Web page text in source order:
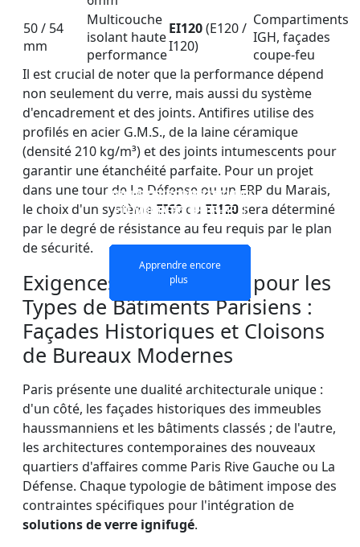
VERRE COUPE-FEU
MONOCOUCHE
Apprendre encore
plus
VERRE COUPE-FEU
DOUBLE COUCHE
Apprendre encore
plus
VITRAGES IGNIFUGES ET
PORTES
Apprendre encore
plus
PAROI DE SÉPARATION
EN VERRE COUPE-FEU
Apprendre encore
plus
50 / 54
mm
Multicouche
isolant haute
performance
EI120(E120 /
I120)
Compartiments
IGH, façades
coupe-feu
Il est crucial de noter que la performance dépend
non seulement du verre, mais aussi du système
d'encadrement et des joints. Antifires utilise des
profilés en acier G.M.S., de la laine céramique
(densité 210 kg/m³) et des joints intumescents pour
garantir une étanchéité parfaite. Pour un projet
dans une tour de La Défense ou un ERP du Marais,
le choix d'un système EI60 ou EI120sera déterminé
par le degré de résistance au feu requis par le plan
de sécurité.
Exigences d'Application pour les
Types de Bâtiments Parisiens :
Façades Historiques et Cloisons
de Bureaux Modernes
Paris présente une dualité architecturale unique :
d'un côté, les façades historiques des immeubles
haussmanniens et les bâtiments classés ; de l'autre,
les architectures contemporaines des nouveaux
quartiers d'affaires comme Paris Rive Gauche ou La
Défense. Chaque typologie de bâtiment impose des
contraintes spécifiques pour l'intégration de
solutions de verre ignifugé.